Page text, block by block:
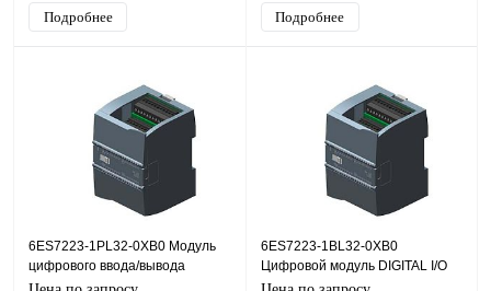
Подробнее Подробнее
6ES7223-1PL32-0XB0 Модуль
цифрового ввода/вывода
DIGITAL I/O SM 1223, 16DI/16DO
6ES7223-1BL32-0XB0
Цифровой модуль DIGITAL I/O
SM 1223, 16DI/16DO